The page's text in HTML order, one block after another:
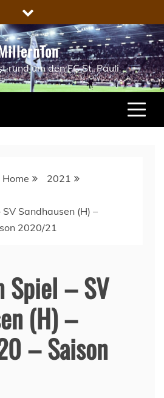
rund um den FC St. Pauli
Home
2021
Sandhausen (H) –
2020/21
Spiel – SV
(H) –
– Saison